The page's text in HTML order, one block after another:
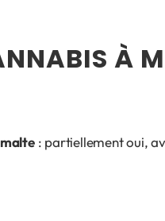
À
: partiellement oui,